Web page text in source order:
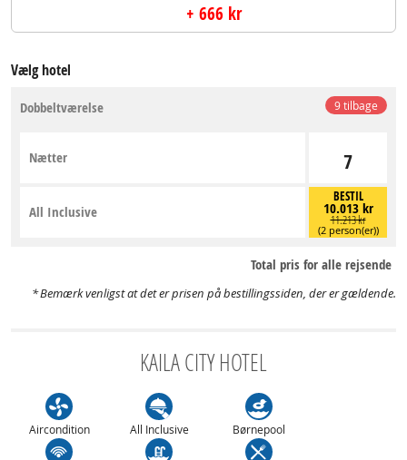
+ 666 kr
Vælg hotel
9 tilbage
Dobbeltværelse
7
Nætter
BESTIL
10.013 kr
11.213 kr
(2 person(er))
All Inclusive
Total pris for alle rejsende
Bemærk venligst at det er prisen på bestillingssiden, der er gældende.
KAILA CITY HOTEL
Aircondition All Inclusive Børnepool